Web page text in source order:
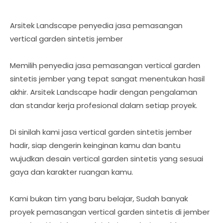
Arsitek Landscape penyedia jasa pemasangan
vertical garden sintetis jember
Memilih penyedia jasa pemasangan vertical garden
sintetis jember yang tepat sangat menentukan hasil
akhir. Arsitek Landscape hadir dengan pengalaman
dan standar kerja profesional dalam setiap proyek.
Di sinilah kami jasa vertical garden sintetis jember
hadir, siap dengerin keinginan kamu dan bantu
wujudkan desain vertical garden sintetis yang sesuai
gaya dan karakter ruangan kamu.
Kami bukan tim yang baru belajar, Sudah banyak
proyek pemasangan vertical garden sintetis di jember